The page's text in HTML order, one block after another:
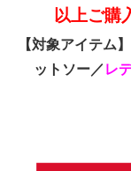
以上ご購
【対象アイテム】
ットソー／ レ